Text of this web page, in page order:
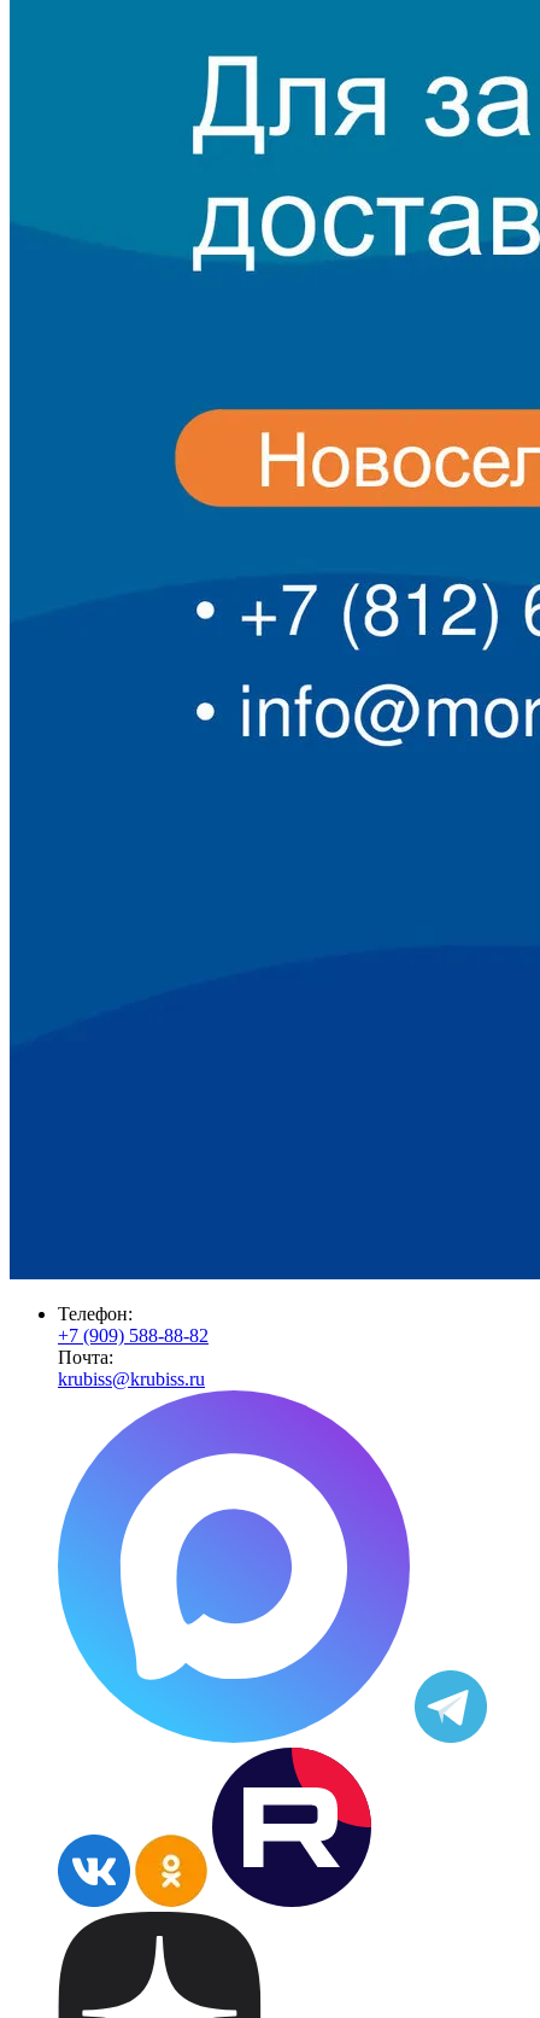
Телефон:
+7 (909) 588-88-82
Почта:
krubiss@krubiss.ru